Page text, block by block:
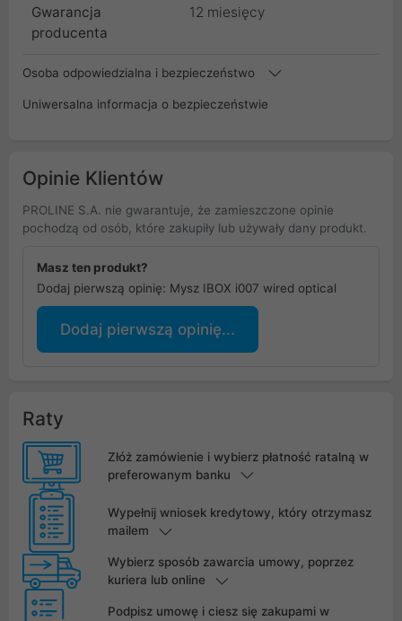
Gwarancja
producenta
12 miesięcy
Osoba odpowiedzialna i bezpieczeństwo
Uniwersalna informacja o bezpieczeństwie
Opinie Klientów
PROLINE S.A. nie gwarantuje, że zamieszczone opinie
pochodzą od osób, które zakupiły lub używały dany produkt.
Masz ten produkt?
Dodaj pierwszą opinię: Mysz IBOX i007 wired optical
Dodaj pierwszą opinię...
Raty
Złóż zamówienie i wybierz płatność ratalną w
preferowanym banku
Wypełnij wniosek kredytowy, który otrzymasz
mailem
Wybierz sposób zawarcia umowy, poprzez
kuriera lub online
Podpisz umowę i ciesz się zakupami w